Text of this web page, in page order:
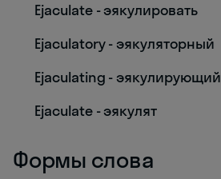
Ejaculate - эякулировать
Ejaculatory - эякуляторный
Ejaculating - эякулирующий
Ejaculate - эякулят
Формы слова